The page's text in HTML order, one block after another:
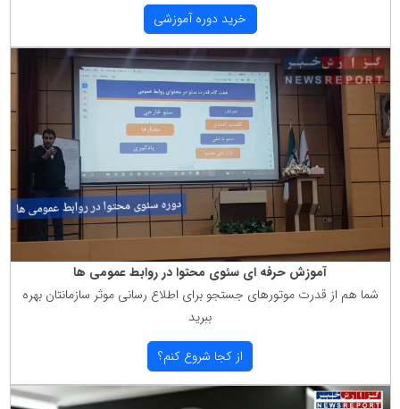
خرید دوره آموزشی
آموزش حرفه ای سئوی محتوا در روابط عمومی ها
شما هم از قدرت موتورهای جستجو برای اطلاع رسانی موثر سازمانتان بهره
ببرید
از كجا شروع كنم؟